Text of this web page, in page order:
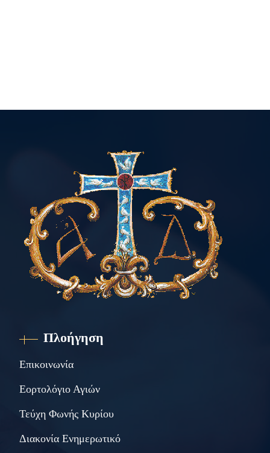
Πλοήγηση
Επικοινωνία
Εορτολόγιο Αγιών
Τεύχη Φωνής Κυρίου
Διακονία Ενημερωτικό